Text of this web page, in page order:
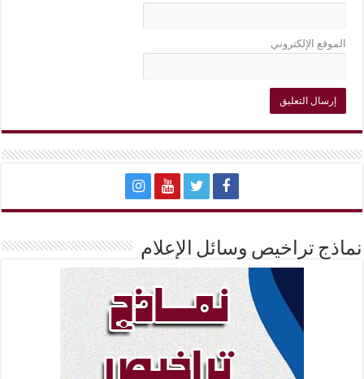
الموقع الإلكتروني
نماذج تراخيص وسائل الإعلام